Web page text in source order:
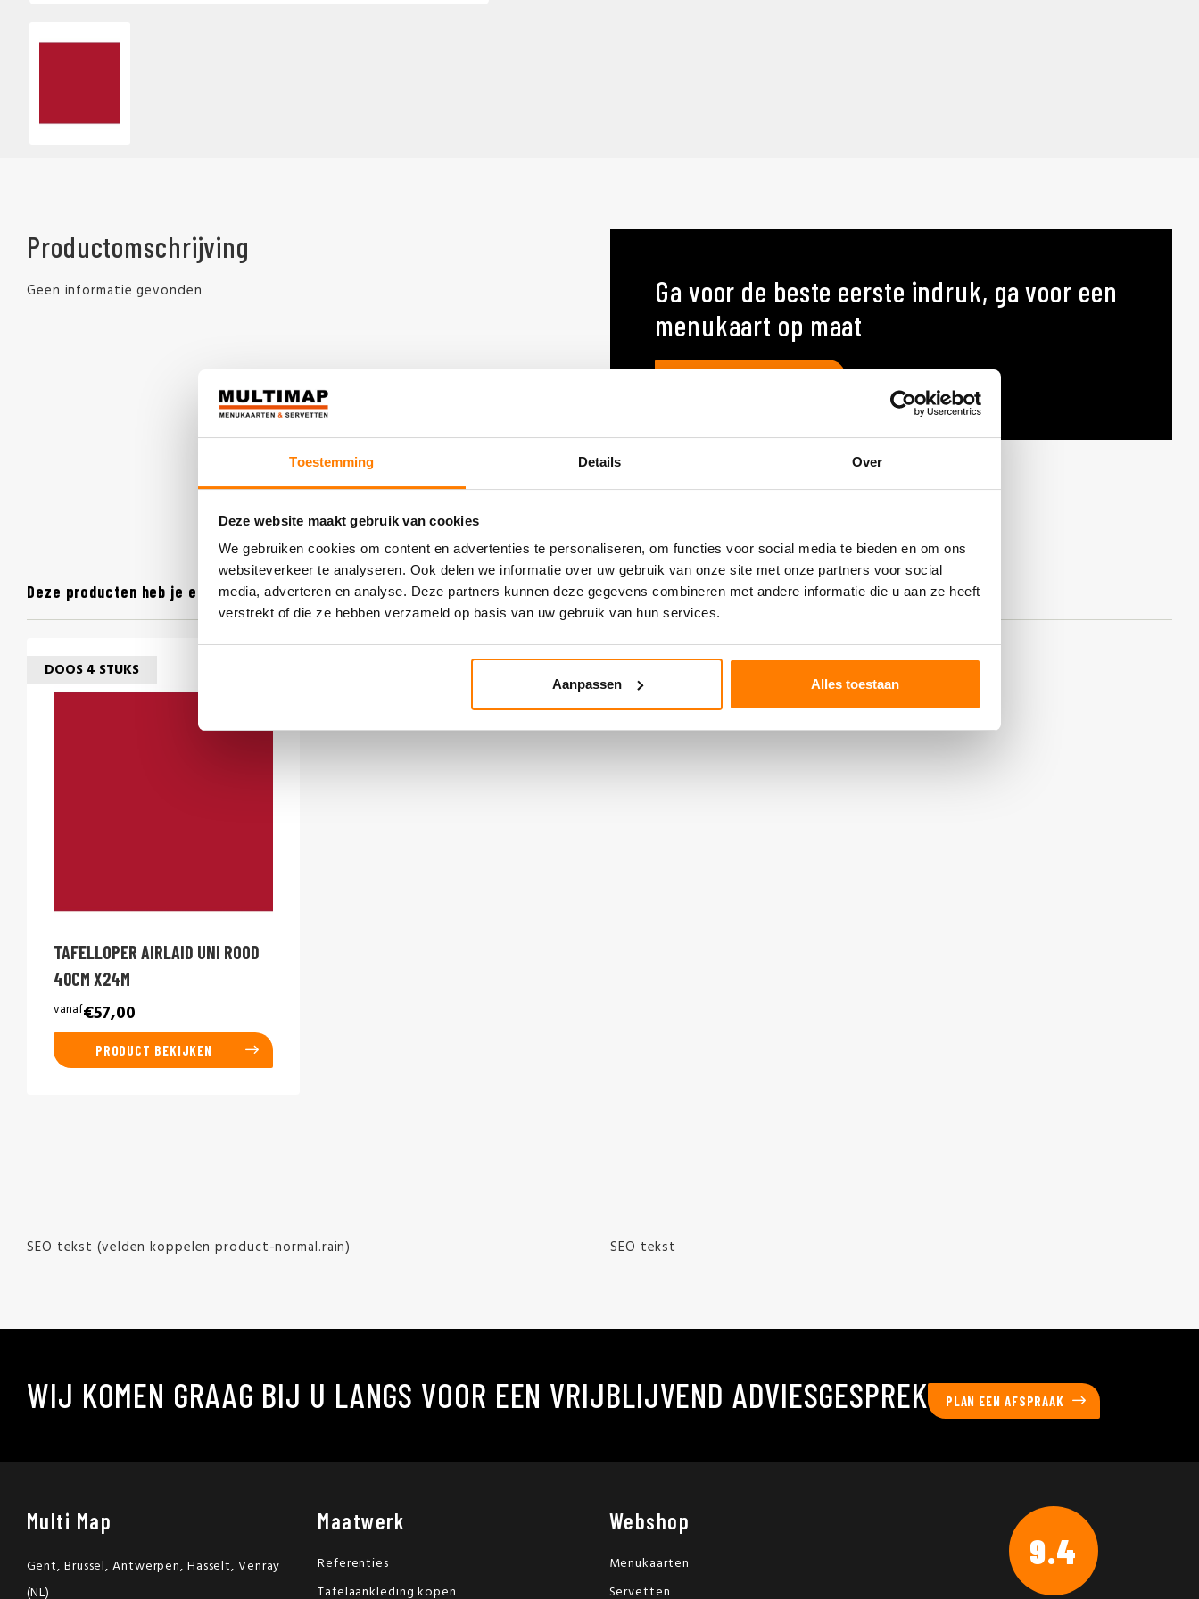
Toestemming Details Over
Deze website maakt gebruik van cookies
We gebruiken cookies om content en advertenties te personaliseren, om functies voor social media te bieden en om ons
websiteverkeer te analyseren. Ook delen we informatie over uw gebruik van onze site met onze partners voor social
media, adverteren en analyse. Deze partners kunnen deze gegevens combineren met andere informatie die u aan ze heeft
verstrekt of die ze hebben verzameld op basis van uw gebruik van hun services.
Aanpassen Alles toestaan
Productomschrijving
Geen informatie gevonden
Ga voor de beste eerste indruk, ga voor een
menukaart op maat
Deze producten heb je eerder bekeken
DOOS 4 STUKS
TAFELLOPER AIRLAID UNI ROOD
40CM X24M
vanaf€57,00
PRODUCT BEKIJKEN
SEO tekst (velden koppelen product-normal.rain) SEO tekst
WIJ KOMEN GRAAG BIJ U LANGS VOOR EEN VRIJBLIJVEND ADVIESGESPREK PLAN EEN AFSPRAAK
Multi Map
Gent, Brussel, Antwerpen, Hasselt, Venray
(NL)
Maatwerk
Referenties
Tafelaankleding kopen
Webshop
Menukaarten
Servetten
9.4